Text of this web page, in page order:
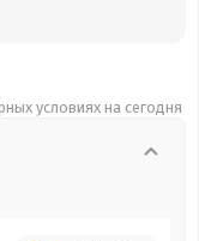
условиях на сегодня